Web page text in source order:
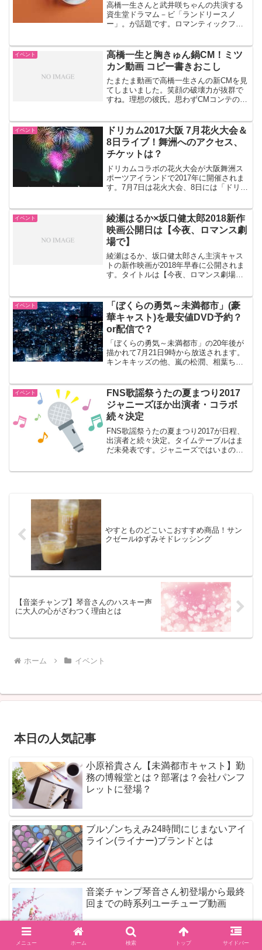
高橋一生さんと武井咲ちゃんの共演する
資生堂ドラマム－ビ「ランドリースノ
ー」。が話題です。ロマンティックファ
かしていますが5年前の共演ドラマは。
イベント
高橋一生と胸きゅん鍋CM！ミツ
カン動画 コピー書きおこし
たまたま動画で高橋一生さんの新CMを見
てしまいました。笑顔の破壊力が抜群で
すね。理想の彼氏。思わずCMコンテのコ
われます。
イベント
ドリカム2017大阪 7月花火大会＆
8日ライブ！舞洲へのアクセス、
チケットは？
ドリカムコラボの花火大会が大阪舞洲ス
ポーツアイランドで2017年に開催されま
す。7月7日は花火大会、8日には「ドリウ
イベント
綾瀬はるか×坂口健太郎2018新作
映画公開日は【今夜、ロマンス劇
場で】
綾瀬はるか、坂口健太郎さん主演キャス
トの新作映画が2018年早春に公開されま
す。タイトルは【今夜、ロマンス劇場
ょう。
イベント
「ぼくらの勇気～未満都市」(豪
華キャスト)を最安値DVD予約？
or配信で？
「ぼくらの勇気～未満都市」の20年後が
描かれて7月21日9時から放送されます。
キンキキッズの他、嵐の松潤、相葉ちゃ
ます。豪華キャストですね。また20年前
の彼らのドラマがはじめてDVD化。配信
もスタートします。赤ちゃんみたいな松
潤に、再び会えますよー。
イベント
FNS歌謡祭うたの夏まつり2017
ジャニーズほか出演者・コラボ
続々決定
FNS歌謡祭うたの夏まつり2017が日程、
出演者と続々決定。タイムテーブルはま
だ未発表です。ジャニーズではいまのと
やすとものどこいこおすすめ商品！サン
クゼールゆずみそドレッシング
【音楽チャンプ】琴音さんのハスキー声
に大人の心がざわつく理由とは
ホーム イベント
本日の人気記事
小原裕貴さん【未満都市キャスト】勤
務の博報堂とは？部署は？会社パンフ
レットに登場？
ブルゾンちえみ24時間にじまないアイ
ライン(ライナー)ブランドとは
音楽チャンプ琴音さん初登場から最終
回までの時系列ユーチューブ動画
メニュー ホーム 検索 トップ サイドバー